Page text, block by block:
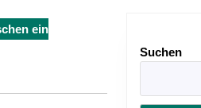
ein
Suchen